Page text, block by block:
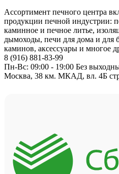
Ассортимент печного центра
продукции печной индустрии:
каминное и печное литье,
дымоходы, печи для дома и для
каминов, аксессуары и многое
8 (916) 881-83-99
Пн-Вс: 09:00 - 19:00 Без
Москва, 38 км. МКАД, вл. 4Б